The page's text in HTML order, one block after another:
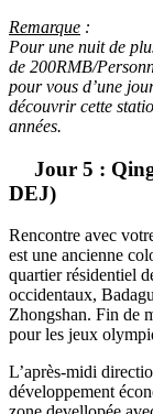
Remarque :
Pour une nuit de
de 200RMB/
pour vous d’une
découvrir cette
années.
Jour 5 :
DEJ)
Rencontre avec
est une ancienne
quartier résidentiel
occidentaux,
Zhongshan. Fin de
pour les jeux
L’après-midi
développement